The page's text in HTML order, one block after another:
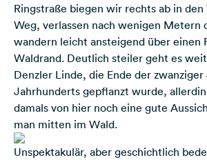
Ringstraße biegen wir rechts ab in
Weg, verlassen nach wenigen Metern
wandern leicht ansteigend über einen
Waldrand. Deutlich steiler geht es
Denzler Linde, die Ende der
Jahrhunderts gepflanzt wurde,
damals von hier noch eine gute
man mitten im Wald.
Unspektakulär, aber geschichtlich